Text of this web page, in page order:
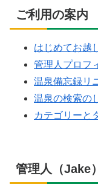
ご利用の案内
はじめてお越
管理人プロフ
温泉備忘録リ
温泉の検索の
カテゴリーと
管理人（Jake